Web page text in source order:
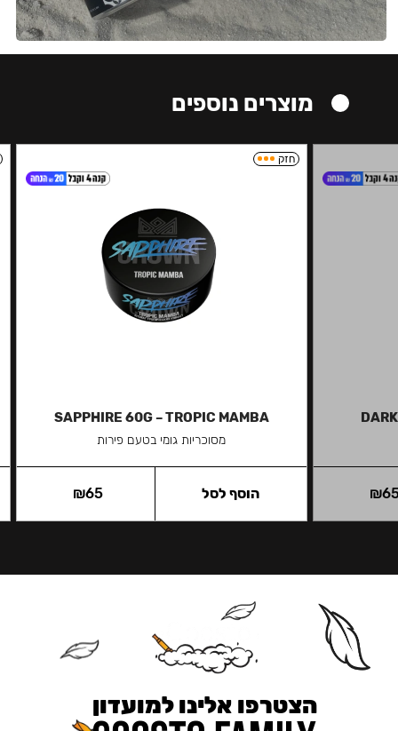
מוצרים נוספים
₪
חזק
SAPPHIRE 60G – TROPIC MAMBA
מסוכריות גומי בטעם פירות
₪65 הוסף לסל
הצטרפו אלינו למועדון